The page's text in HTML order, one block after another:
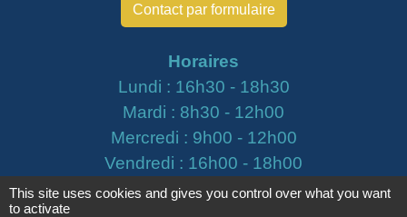
Contact par formulaire
Horaires
Lundi : 16h30 - 18h30
Mardi : 8h30 - 12h00
Mercredi : 9h00 - 12h00
Vendredi : 16h00 - 18h00
This site uses cookies and gives you control over what you want
to activate